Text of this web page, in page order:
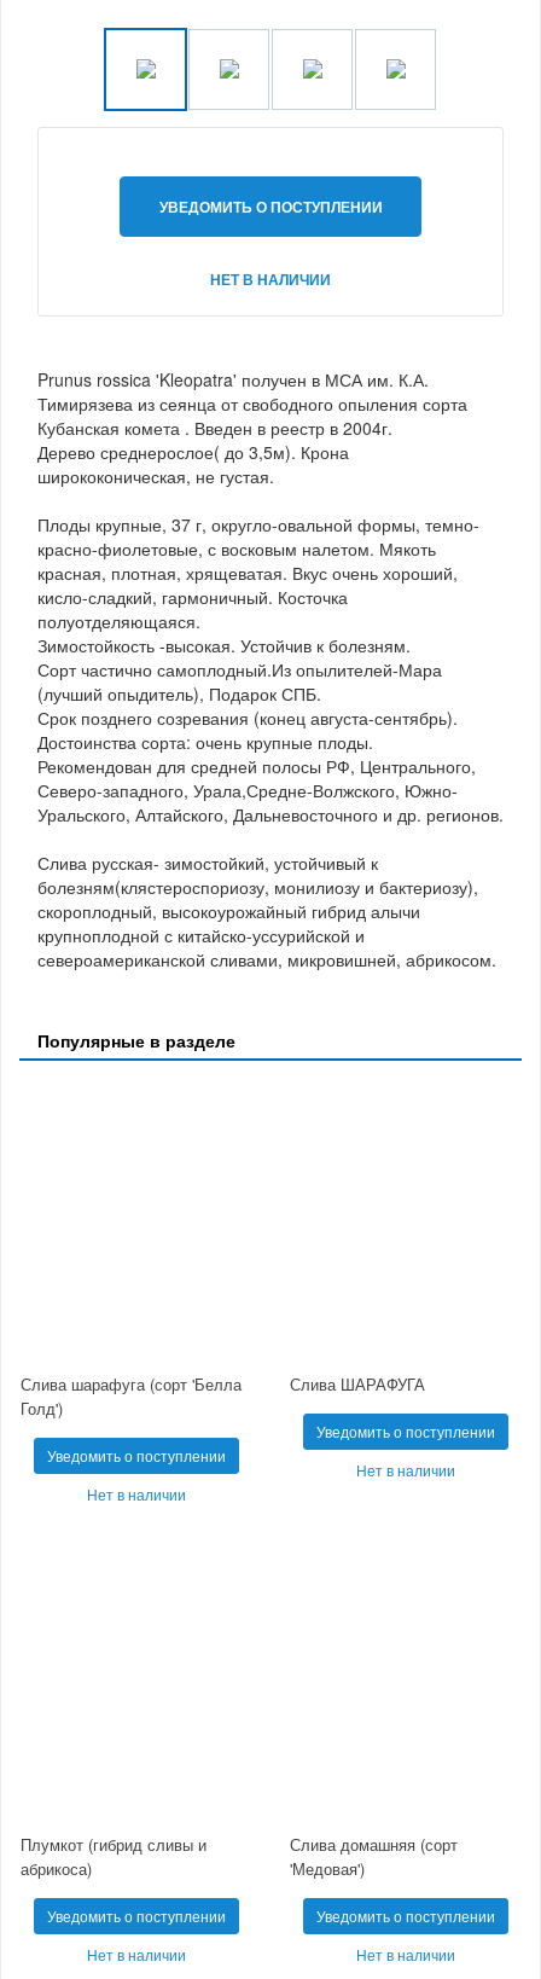
УВЕДОМИТЬ О ПОСТУПЛЕНИИ
НЕТ В НАЛИЧИИ
Prunus rossica 'Kleopatra' получен в МСА им. К.А.
Тимирязева из сеянца от свободного опыления сорта
Кубанская комета . Введен в реестр в 2004г.
Дерево среднерослое( до 3,5м). Крона
ширококоническая, не густая.
Плоды крупные, 37 г, округло-овальной формы, темно-
красно-фиолетовые, с восковым налетом. Мякоть
красная, плотная, хрящеватая. Вкус очень хороший,
кисло-сладкий, гармоничный. Косточка
полуотделяющаяся.
Зимостойкость -высокая. Устойчив к болезням.
Сорт частично самоплодный.Из опылителей-Мара
(лучший опыдитель), Подарок СПБ.
Срок позднего созревания (конец августа-сентябрь).
Достоинства сорта: очень крупные плоды.
Рекомендован для средней полосы РФ, Центрального,
Северо-западного, Урала,Средне-Волжского, Южно-
Уральского, Алтайского, Дальневосточного и др. регионов.
Слива русская- зимостойкий, устойчивый к
болезням(клястероспориозу, монилиозу и бактериозу),
скороплодный, высокоурожайный гибрид алычи
крупноплодной с китайско-уссурийской и
североамериканской сливами, микровишней, абрикосом.
Популярные в разделе
Слива шарафуга (сорт 'Белла
Голд')
Уведомить о поступлении
Нет в наличии
Слива ШАРАФУГА
Уведомить о поступлении
Нет в наличии
Плумкот (гибрид сливы и
абрикоса)
Уведомить о поступлении
Нет в наличии
Слива домашняя (сорт
'Медовая')
Уведомить о поступлении
Нет в наличии